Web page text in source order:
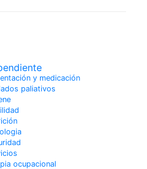
y medicación
paliativos
ocupacional